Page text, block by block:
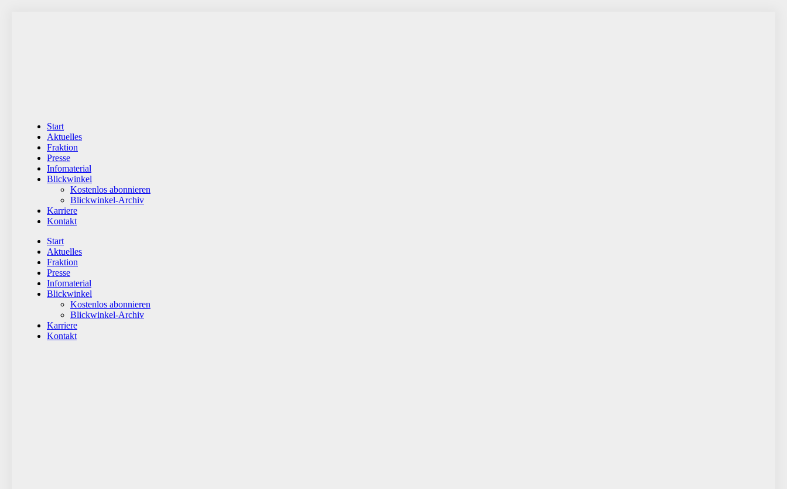
Start
Aktuelles
Fraktion
Presse
Infomaterial
Blickwinkel
Kostenlos abonnieren
Blickwinkel-Archiv
Karriere
Kontakt
Start
Aktuelles
Fraktion
Presse
Infomaterial
Blickwinkel
Kostenlos abonnieren
Blickwinkel-Archiv
Karriere
Kontakt